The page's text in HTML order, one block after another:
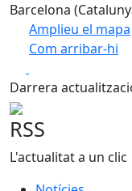
Barcelona
Amplieu el mapa
Com arribar-hi
+
Darrera
RSS
L'actualitat a un clic